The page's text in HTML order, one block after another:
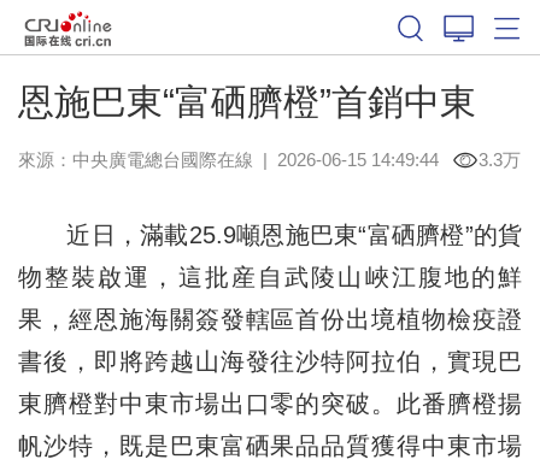
恩施巴東“富硒臍橙”首銷中東
來源：中央廣電總台國際在線 | 2026-06-15 14:49:44 3.3万
近日，滿載25.9噸恩施巴東“富硒臍橙”的貨
物整裝啟運，這批産自武陵山峽江腹地的鮮
果，經恩施海關簽發轄區首份出境植物檢疫證
書後，即將跨越山海發往沙特阿拉伯，實現巴
東臍橙對中東市場出口零的突破。此番臍橙揚
帆沙特，既是巴東富硒果品品質獲得中東市場